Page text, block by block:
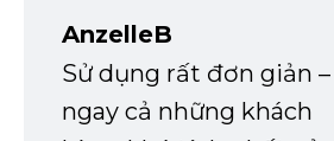
AnzelleB
Sử dụng rất đơn giản –
ngay cả những khách